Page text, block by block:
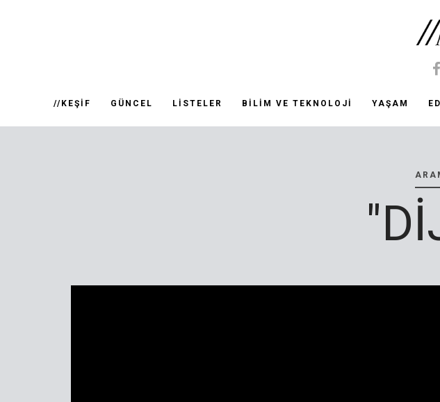
//KEŞIF GÜNCEL LISTELER BILIM VE TEKNOLOJI YAŞAM